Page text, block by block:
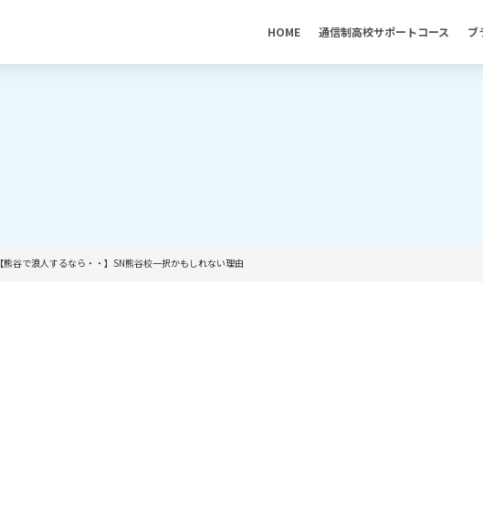
HOME 通信制高校サポートコース ブ
【熊谷で浪人するなら・・】SN熊谷校一択かもしれない理由